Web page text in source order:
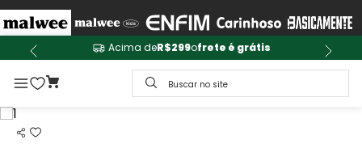
Acima deR$299ofrete é grátis
Buscar no site